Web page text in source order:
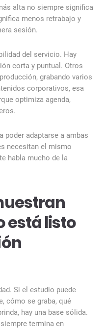
alta no siempre significa
menos retrabajo y
sesión.
del servicio. Hay
corta y puntual. Otros
grabando varios
corporativos, esa
optimiza agenda,
poder adaptarse a ambas
necesitan el mismo
habla mucho de la
está listo
Si el estudio puede
cómo se graba, qué
hay una base sólida.
termina en